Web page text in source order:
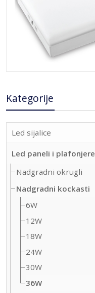
Kategorije
Led sijalice
Led paneli i plafonjere
Nadgradni okrugli
Nadgradni kockasti
6W
12W
18W
24W
30W
36W